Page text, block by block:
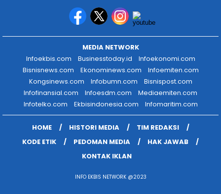
MEDIA NETWORK
Infoekbis.com
Businesstoday.id
Infoekonomi.com
Bisnisnews.com
Ekonominews.com
Infoemiten.com
Kongsinews.com
Infobumn.com
Bisnispost.com
Infofinansial.com
Infoesdm.com
Mediaemiten.com
Infotelko.com
Ekbisindonesia.com Infomaritim.com
HOME HISTORI MEDIA
TIM REDAKSI
KODE ETIK
PEDOMAN MEDIA
HAK JAWAB
KONTAK IKLAN
INFO EKBIS NETWORK @2023